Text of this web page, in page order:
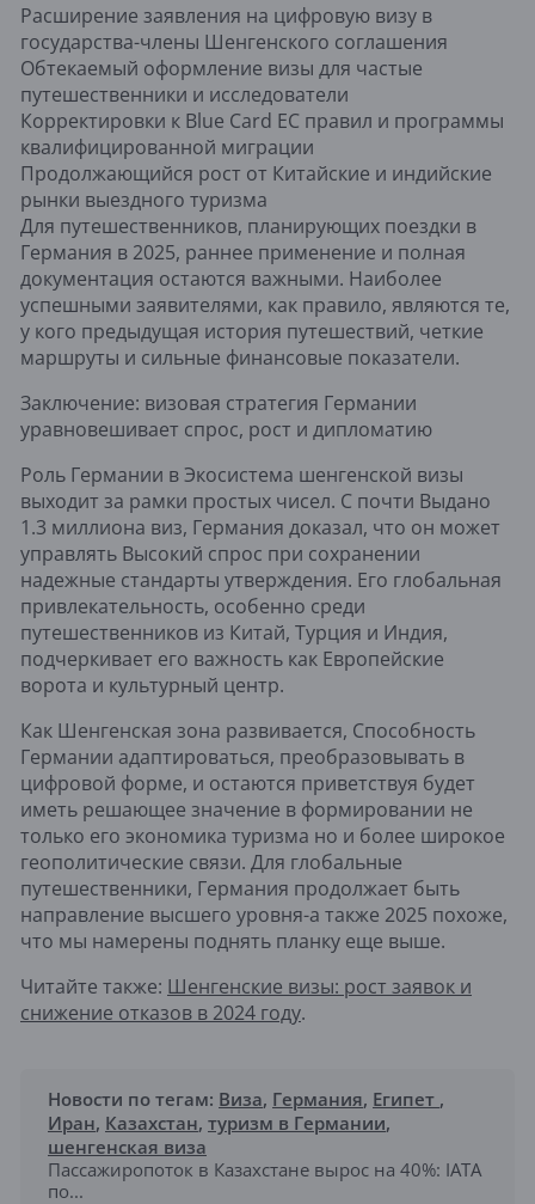
Расширение заявления на цифровую визу в
государства-члены Шенгенского соглашения
Обтекаемый оформление визы для частые
путешественники и исследователи
Корректировки к Blue Card ЕС правил и программы
квалифицированной миграции
Продолжающийся рост от Китайские и индийские
рынки выездного туризма
Для путешественников, планирующих поездки в
Германия в 2025, раннее применение и полная
документация остаются важными. Наиболее
успешными заявителями, как правило, являются те,
у кого предыдущая история путешествий, четкие
маршруты и сильные финансовые показатели.
Заключение: визовая стратегия Германии
уравновешивает спрос, рост и дипломатию
Роль Германии в Экосистема шенгенской визы
выходит за рамки простых чисел. С почти Выдано
1.3 миллиона виз, Германия доказал, что он может
управлять Высокий спрос при сохранении
надежные стандарты утверждения. Его глобальная
привлекательность, особенно среди
путешественников из Китай, Турция и Индия,
подчеркивает его важность как Европейские
ворота и культурный центр.
Как Шенгенская зона развивается, Способность
Германии адаптироваться, преобразовывать в
цифровой форме, и остаются приветствуя будет
иметь решающее значение в формировании не
только его экономика туризма но и более широкое
геополитические связи. Для глобальные
путешественники, Германия продолжает быть
направление высшего уровня-а также 2025 похоже,
что мы намерены поднять планку еще выше.
Читайте также: Шенгенские визы: рост заявок и
снижение отказов в 2024 году.
Новости по тегам: Виза, Германия, Египет ,
Иран, Казахстан, туризм в Германии,
шенгенская виза
Пассажиропоток в Казахстане вырос на 40%: IATA
по...